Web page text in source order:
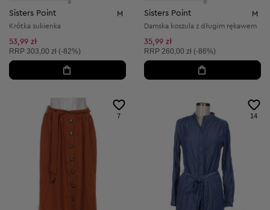
Sisters Point M
Krótka sukienka
53,99 zł
Cena sugerowana:
RRP 303,00 zł (-82%)
Sisters Point M
Damska koszula z długim rękawem
35,99 zł
Cena sugerowana:
RRP 260,00 zł (-86%)
7 14